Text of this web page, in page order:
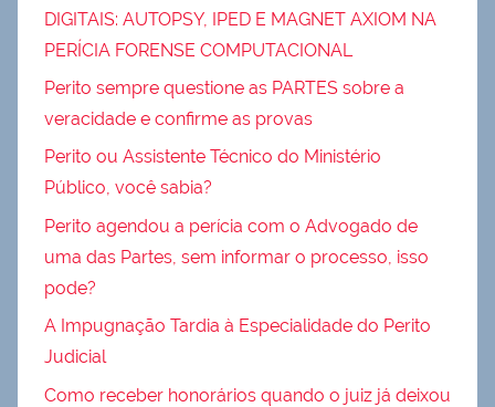
DIGITAIS: AUTOPSY, IPED E MAGNET AXIOM NA
PERÍCIA FORENSE COMPUTACIONAL
Perito sempre questione as PARTES sobre a
veracidade e confirme as provas
Perito ou Assistente Técnico do Ministério
Público, você sabia?
Perito agendou a perícia com o Advogado de
uma das Partes, sem informar o processo, isso
pode?
A Impugnação Tardia à Especialidade do Perito
Judicial
Como receber honorários quando o juiz já deixou